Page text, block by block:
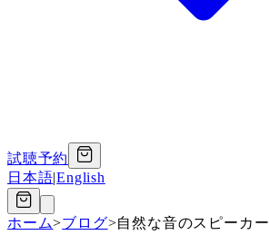
試聴予約
日本語|English
ホーム>ブログ>自然な音のスピーカー